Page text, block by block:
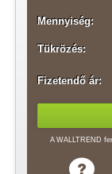
Mennyiség:
Tükrözés:
Fizetendő ár:
A WALLTREND